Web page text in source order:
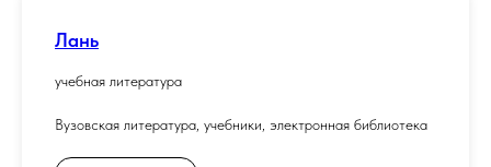
Лань
учебная литература
Вузовская литература, учебники, электронная библиотека